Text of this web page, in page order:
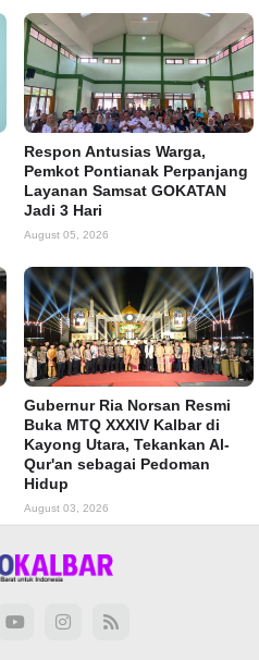
Respon Antusias Warga,
Pemkot Pontianak Perpanjang
Layanan Samsat GOKATAN
Jadi 3 Hari
August 05, 2026
Gubernur Ria Norsan Resmi
Buka MTQ XXXIV Kalbar di
Kayong Utara, Tekankan Al-
Qur'an sebagai Pedoman
Hidup
August 03, 2026